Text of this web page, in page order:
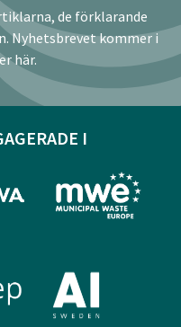
de förklarande
Nyhetsbrevet kommer i
här.
I